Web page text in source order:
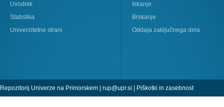
Uvodnik
Statistika
Univerzitetne strani
Iskanje
Brskanje
Oddaja zaključnega dela
Repozitorij Univerze na Primorskem | rup@upr.si | Piškotki in zasebnost